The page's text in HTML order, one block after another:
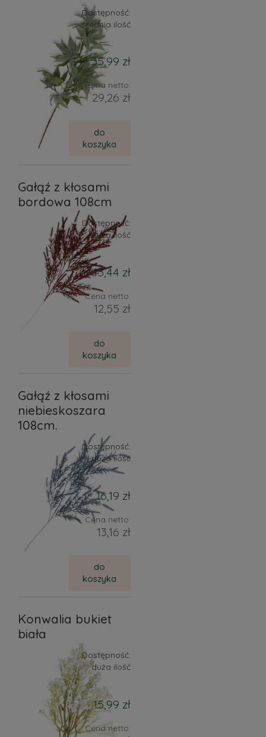
Dostępność:
średnia ilość
35,99 zł
Cena netto:
29,26 zł
do
koszyka
Gałąź z kłosami
bordowa 108cm
Dostępność:
duża ilość
15,44 zł
Cena netto:
12,55 zł
do
koszyka
Gałąź z kłosami
niebieskoszara
108cm.
Dostępność:
duża ilość
16,19 zł
Cena netto:
13,16 zł
do
koszyka
Konwalia bukiet
biała
Dostępność:
duża ilość
15,99 zł
Cena netto: